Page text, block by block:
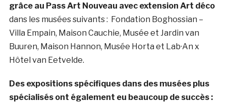
grâce au Pass Art Nouveau avec extension Art déco
dans les musées suivants : Fondation Boghossian –
Villa Empain, Maison Cauchie, Musée et Jardin van
Buuren, Maison Hannon, Musée Horta et Lab·An x
Hôtel van Eetvelde.
Des expositions spécifiques dans des musées plus
spécialisés ont également eu beaucoup de succès :